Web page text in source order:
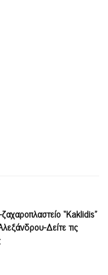
“Kaklidis”
Δείτε τις